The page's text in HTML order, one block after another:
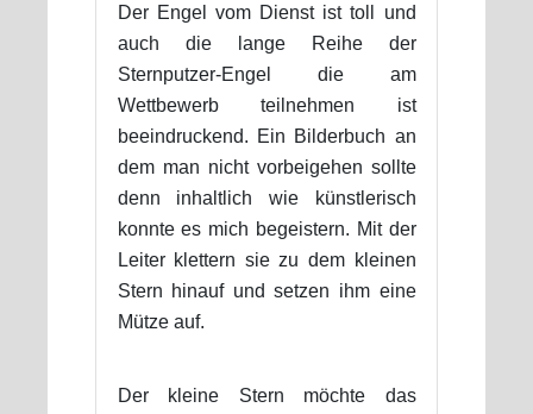
Der Engel vom Dienst ist toll und
auch die lange Reihe der
Sternputzer-Engel die am
Wettbewerb teilnehmen ist
beeindruckend. Ein Bilderbuch an
dem man nicht vorbeigehen sollte
denn inhaltlich wie künstlerisch
konnte es mich begeistern. Mit der
Leiter klettern sie zu dem kleinen
Stern hinauf und setzen ihm eine
Mütze auf.
Der kleine Stern möchte das